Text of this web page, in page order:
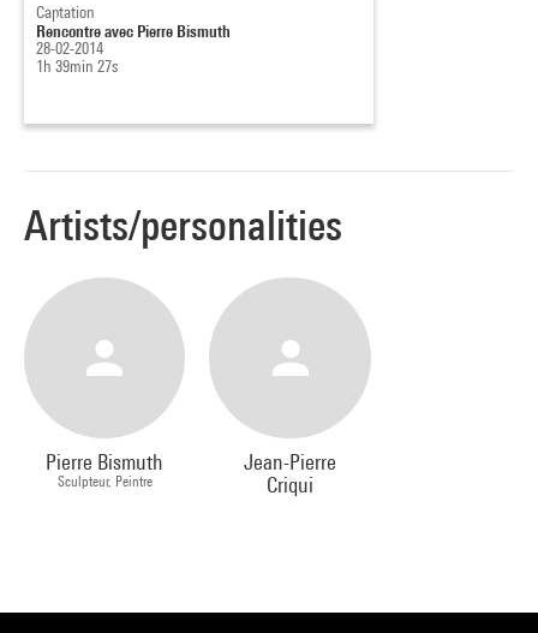
Captation
Rencontre avec Pierre Bismuth
28-02-2014
1h 39min 27s
Artists/personalities
Pierre Bismuth
Sculpteur, Peintre
Jean-Pierre
Criqui